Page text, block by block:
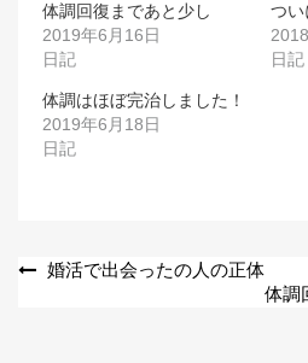
体調回復まであと少し
2019年6月16日
日記
つい
日記
体調はほぼ完治しました！
2019年6月18日
日記
投 婚活で出会ったの人の正体
体調